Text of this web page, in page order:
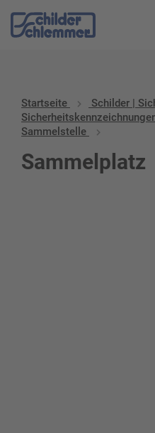
Startseite
Schilder |
Sammelstelle
Sammelplatz